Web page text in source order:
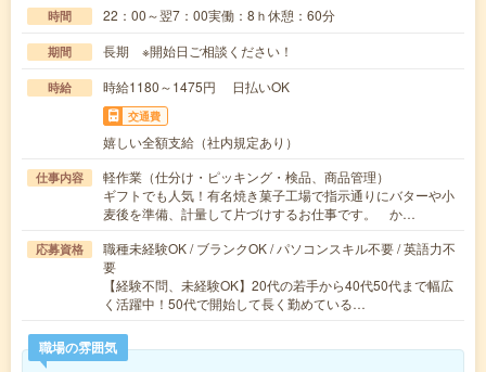
時間 22：00～翌7：00実働：8ｈ休憩：60分
期間 長期 ※開始日ご相談ください！
時給 時給1180～1475円 日払いOK
交通費
嬉しい全額支給（社内規定あり）
仕事内容
軽作業（仕分け・ピッキング・検品、商品管理）
ギフトでも人気！有名焼き菓子工場で指示通りにバターや小
麦後を準備、計量して片づけするお仕事です。 か…
応募資格
職種未経験OK / ブランクOK / パソコンスキル不要 / 英語力不
要
【経験不問、未経験OK】20代の若手から40代50代まで幅広
く活躍中！50代で開始して長く勤めている…
職場の雰囲気